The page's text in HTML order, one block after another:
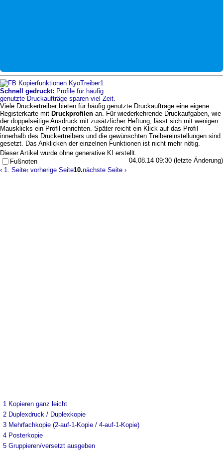
Schnell gedruckt: Profile für häufig
genutzte Druckaufträge sparen viel Zeit.
Viele Druckertreiber bieten für häufig genutzte Druckaufträge eine eigene
Registerkarte mit Druckprofilen an. Für wiederkehrende Druckaufgaben, wie
der doppelseitige Ausdruck mit zusätzlicher Heftung, lässt sich mit wenigen
Mausklicks ein Profil einrichten. Später reicht ein Klick auf das Profil
innerhalb des Druckertreibers und die gewünschten Treibereinstellungen sind
gesetzt. Das Anklicken der einzelnen Funktionen ist nicht mehr nötig.
Dieser Artikel wurde ohne generative KI erstellt.
04.08.14 09:30 (letzte Änderung)
Fußnoten
‹ 1. Seite‹ vorherige Seite10.nächste Seite ›
1 Kopieren ganz leicht
2 Duplexdruck / Duplexkopie
3 Mehrfachkopie (2-auf-1-Kopie / 4-auf-1-Kopie)
4 Posterkopie
5 Gruppieren/versetzt ausgeben